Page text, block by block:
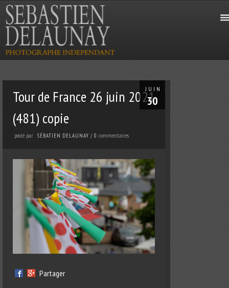
JUIN
30
Tour de France 26 juin 2021
(481) copie
posté par SÉBATIEN DELAUNAY /0commentaires
Partager